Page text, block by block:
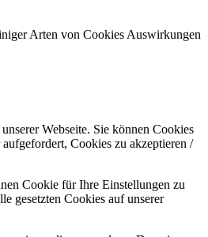
Arten von Cookies Auswirkungen
Webseite. Sie können Cookies
Cookies zu akzeptieren /
Cookie für Ihre Einstellungen zu
gesetzten Cookies auf unserer